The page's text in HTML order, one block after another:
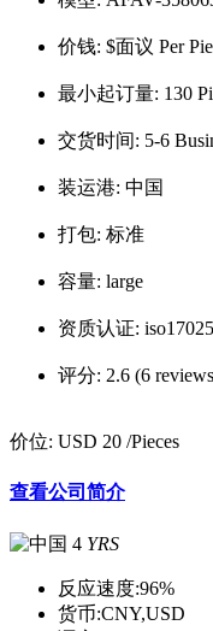
价钱: $面议 Per
最小起订量: 130
交货时间: 5-6
装运港: 中国
打包: 标准
容量: large
资质认证: iso17025
评分: 2.6 (6
价位: USD 20 /Pieces
查看公司简介
4 YRS
反应速度:96%
货币:CNY,USD